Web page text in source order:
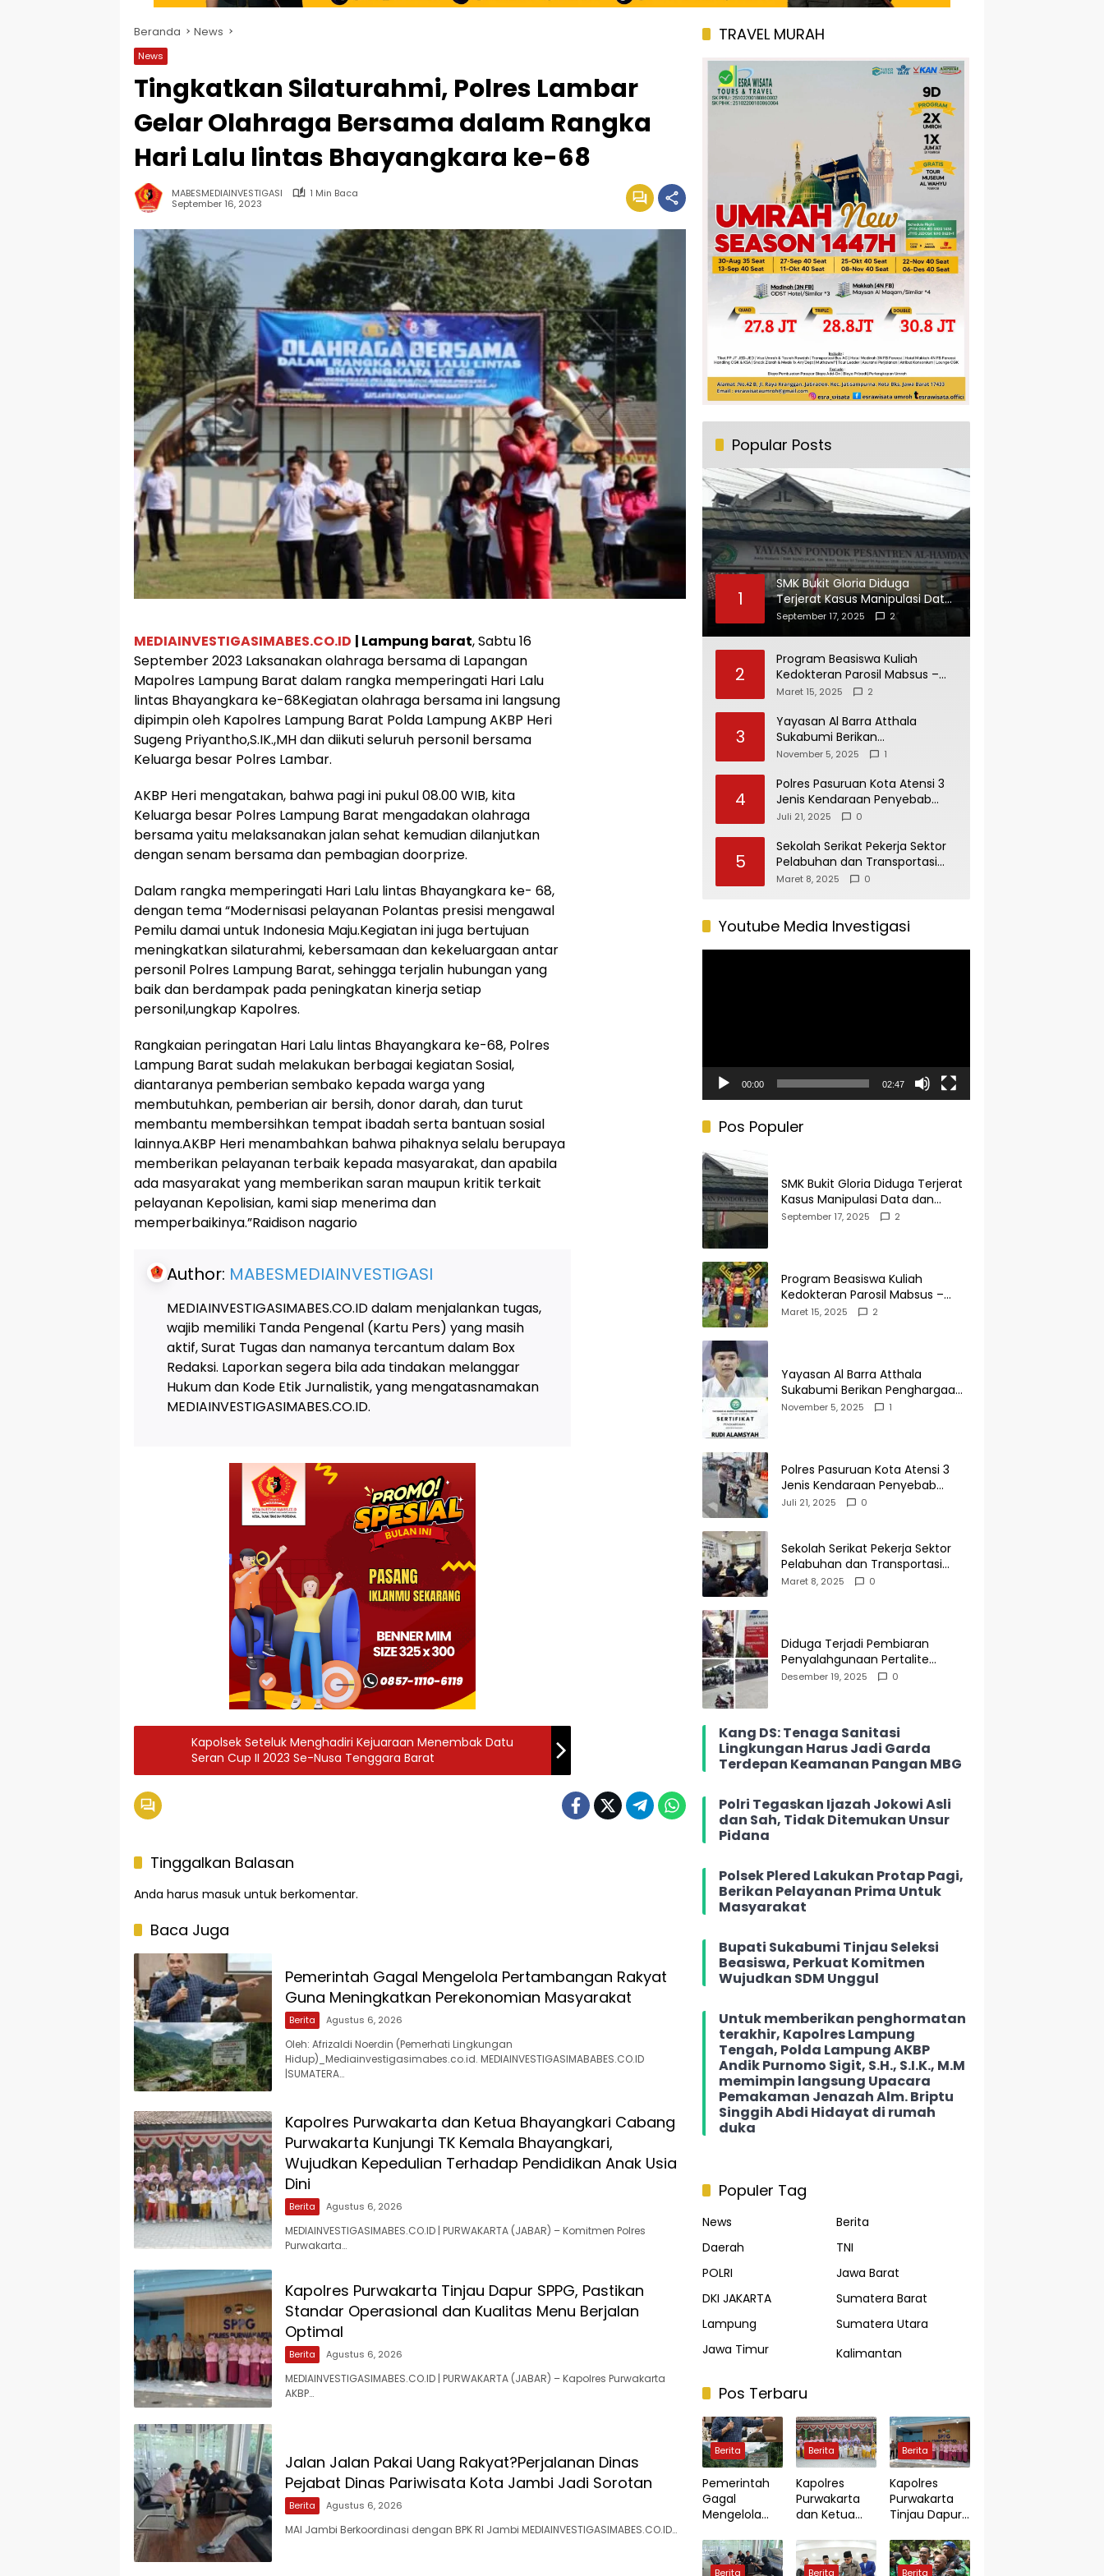
Beranda News
News
Tingkatkan Silaturahmi, Polres Lambar
Gelar Olahraga Bersama dalam Rangka
Hari Lalu lintas Bhayangkara ke-68
MABESMEDIAINVESTIGASI
1 Min Baca
September 16, 2023
MEDIAINVESTIGASIMABES.CO.ID | Lampung barat, Sabtu 16
September 2023 Laksanakan olahraga bersama di Lapangan
Mapolres Lampung Barat dalam rangka memperingati Hari Lalu
lintas Bhayangkara ke-68Kegiatan olahraga bersama ini langsung
dipimpin oleh Kapolres Lampung Barat Polda Lampung AKBP Heri
Sugeng Priyantho,S.IK.,MH dan diikuti seluruh personil bersama
Keluarga besar Polres Lambar.
AKBP Heri mengatakan, bahwa pagi ini pukul 08.00 WIB, kita
Keluarga besar Polres Lampung Barat mengadakan olahraga
bersama yaitu melaksanakan jalan sehat kemudian dilanjutkan
dengan senam bersama dan pembagian doorprize.
Dalam rangka memperingati Hari Lalu lintas Bhayangkara ke- 68,
dengan tema “Modernisasi pelayanan Polantas presisi mengawal
Pemilu damai untuk Indonesia Maju.Kegiatan ini juga bertujuan
meningkatkan silaturahmi, kebersamaan dan kekeluargaan antar
personil Polres Lampung Barat, sehingga terjalin hubungan yang
baik dan berdampak pada peningkatan kinerja setiap
personil,ungkap Kapolres.
Rangkaian peringatan Hari Lalu lintas Bhayangkara ke-68, Polres
Lampung Barat sudah melakukan berbagai kegiatan Sosial,
diantaranya pemberian sembako kepada warga yang
membutuhkan, pemberian air bersih, donor darah, dan turut
membantu membersihkan tempat ibadah serta bantuan sosial
lainnya.AKBP Heri menambahkan bahwa pihaknya selalu berupaya
memberikan pelayanan terbaik kepada masyarakat, dan apabila
ada masyarakat yang memberikan saran maupun kritik terkait
pelayanan Kepolisian, kami siap menerima dan
memperbaikinya.”Raidison nagario
Author: MABESMEDIAINVESTIGASI
MEDIAINVESTIGASIMABES.CO.ID dalam menjalankan tugas,
wajib memiliki Tanda Pengenal (Kartu Pers) yang masih
aktif, Surat Tugas dan namanya tercantum dalam Box
Redaksi. Laporkan segera bila ada tindakan melanggar
Hukum dan Kode Etik Jurnalistik, yang mengatasnamakan
MEDIAINVESTIGASIMABES.CO.ID.
Kapolsek Seteluk Menghadiri Kejuaraan Menembak Datu
Seran Cup II 2023 Se-Nusa Tenggara Barat
Tinggalkan Balasan
Anda harus masuk untuk berkomentar.
Baca Juga
Pemerintah Gagal Mengelola Pertambangan Rakyat
Guna Meningkatkan Perekonomian Masyarakat
Berita Agustus 6, 2026
Oleh: Afrizaldi Noerdin (Pemerhati Lingkungan
Hidup)_Mediainvestigasimabes.co.id. MEDIAINVESTIGASIMABABES.CO.ID
|SUMATERA…
Kapolres Purwakarta dan Ketua Bhayangkari Cabang
Purwakarta Kunjungi TK Kemala Bhayangkari,
Wujudkan Kepedulian Terhadap Pendidikan Anak Usia
Dini
Berita Agustus 6, 2026
MEDIAINVESTIGASIMABES.CO.ID | PURWAKARTA (JABAR) – Komitmen Polres
Purwakarta…
Kapolres Purwakarta Tinjau Dapur SPPG, Pastikan
Standar Operasional dan Kualitas Menu Berjalan
Optimal
Berita Agustus 6, 2026
MEDIAINVESTIGASIMABES.CO.ID | PURWAKARTA (JABAR) – Kapolres Purwakarta
AKBP…
Jalan Jalan Pakai Uang Rakyat?Perjalanan Dinas
Pejabat Dinas Pariwisata Kota Jambi Jadi Sorotan
Berita Agustus 6, 2026
MAI Jambi Berkoordinasi dengan BPK RI Jambi MEDIAINVESTIGASIMABES.CO.ID…
TRAVEL MURAH
Popular Posts
1
SMK Bukit Gloria Diduga
Terjerat Kasus Manipulasi Data
dan Pelaporan Palsu Untuk
September 17, 2025 2
2
Program Beasiswa Kuliah
Kedokteran Parosil Mabsus –
Mad Hasnurin Kini Menuai Hasil.
Maret 15, 2025 2
3
Yayasan Al Barra Atthala
Sukabumi Berikan
Penghargaan Kepada Rudi
dan Kemasyarakatan
November 5, 2025 1
4
Polres Pasuruan Kota Atensi 3
Jenis Kendaraan Penyebab
Kecelakaan di Operasi Patuh
Juli 21, 2025 0
5
Sekolah Serikat Pekerja Sektor
Pelabuhan dan Transportasi
Indonesia Agenda Buka Puasa
Maret 8, 2025 0
Youtube Media Investigasi
00:00 02:47
Pos Populer
SMK Bukit Gloria Diduga Terjerat
Kasus Manipulasi Data dan
Pelaporan Palsu Untuk
September 17, 2025 2
Program Beasiswa Kuliah
Kedokteran Parosil Mabsus –
Mad Hasnurin Kini Menuai Hasil.
Maret 15, 2025 2
Yayasan Al Barra Atthala
Sukabumi Berikan Penghargaan
Kepada Rudi Alamsyah Atas
November 5, 2025 1
Polres Pasuruan Kota Atensi 3
Jenis Kendaraan Penyebab
Kecelakaan di Operasi Patuh
Juli 21, 2025 0
Sekolah Serikat Pekerja Sektor
Pelabuhan dan Transportasi
Indonesia Agenda Buka Puasa
Maret 8, 2025 0
Diduga Terjadi Pembiaran
Penyalahgunaan Pertalite
Subsidi di SPBU 34-135.05
Desember 19, 2025 0
Kang DS: Tenaga Sanitasi
Lingkungan Harus Jadi Garda
Terdepan Keamanan Pangan MBG
Polri Tegaskan Ijazah Jokowi Asli
dan Sah, Tidak Ditemukan Unsur
Pidana
Polsek Plered Lakukan Protap Pagi,
Berikan Pelayanan Prima Untuk
Masyarakat
Bupati Sukabumi Tinjau Seleksi
Beasiswa, Perkuat Komitmen
Wujudkan SDM Unggul
Untuk memberikan penghormatan
terakhir, Kapolres Lampung
Tengah, Polda Lampung AKBP
Andik Purnomo Sigit, S.H., S.I.K., M.M
memimpin langsung Upacara
Pemakaman Jenazah Alm. Briptu
Singgih Abdi Hidayat di rumah
duka
Populer Tag
News
Berita
Daerah
TNI
POLRI
Jawa Barat
DKI JAKARTA
Sumatera Barat
Lampung
Sumatera Utara
Jawa Timur
Kalimantan
Pos Terbaru
Berita
Pemerintah
Gagal
Mengelola
n Rakyat
Guna
Berita
Kapolres
Purwakarta
dan Ketua
Cabang
Purwakarta
Berita
Kapolres
Purwakarta
Tinjau Dapur
Pastikan
Standar
Berita Berita Berita